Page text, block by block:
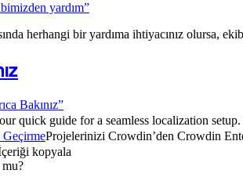
yardım”
herhangi bir yardıma ihtiyacınız olursa,
Bakınız”
quick guide for a seamless localization setup.
GeçirmeProjelerinizi Crowdin’den Crowdin
kopyala